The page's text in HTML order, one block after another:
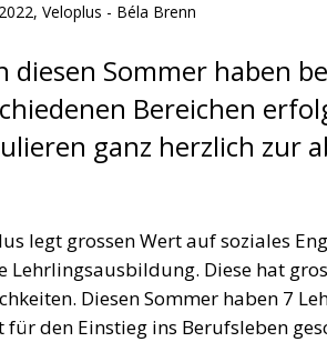
Veloplus - Béla Brenn
diesen Sommer haben
Bereichen
ganz herzlich zur
legt grossen Wert auf soziales
Lehrlingsausbildung. Diese hat
Diesen Sommer haben 7
für den Einstieg ins Berufsleben